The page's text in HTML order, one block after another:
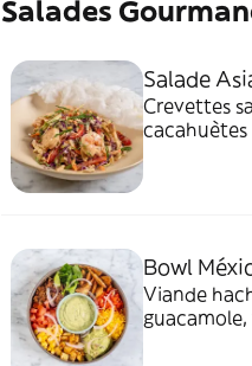
Salades
Salade
Crevettes
cacahuètes
Bowl
Viande